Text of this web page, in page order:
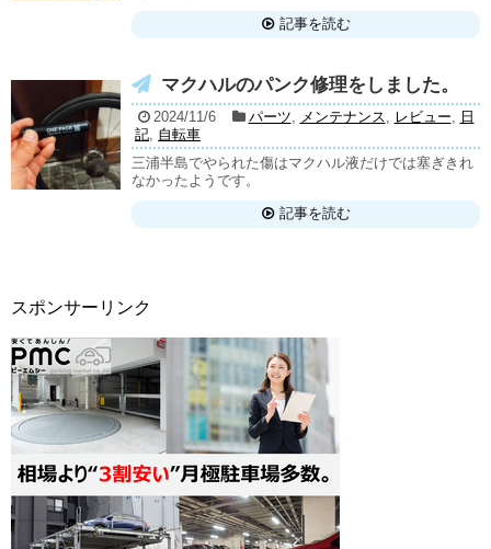
記事を読む
マクハルのパンク修理をしました。
2024/11/6 パーツ メンテナンス レビュー
日
記 自転車
三浦半島でやられた傷はマクハル液だけでは塞ぎきれ
なかったようです。
記事を読む
スポンサーリンク